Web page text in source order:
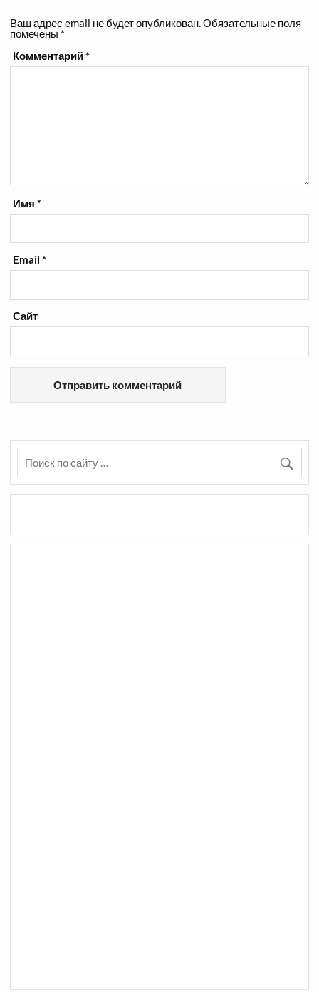
Ваш адрес email не будет опубликован.Обязательные поля
помечены *
Комментарий*
Имя*
Email*
Сайт